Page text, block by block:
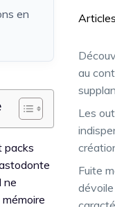
en
packs
ne
au
Les
Fuite